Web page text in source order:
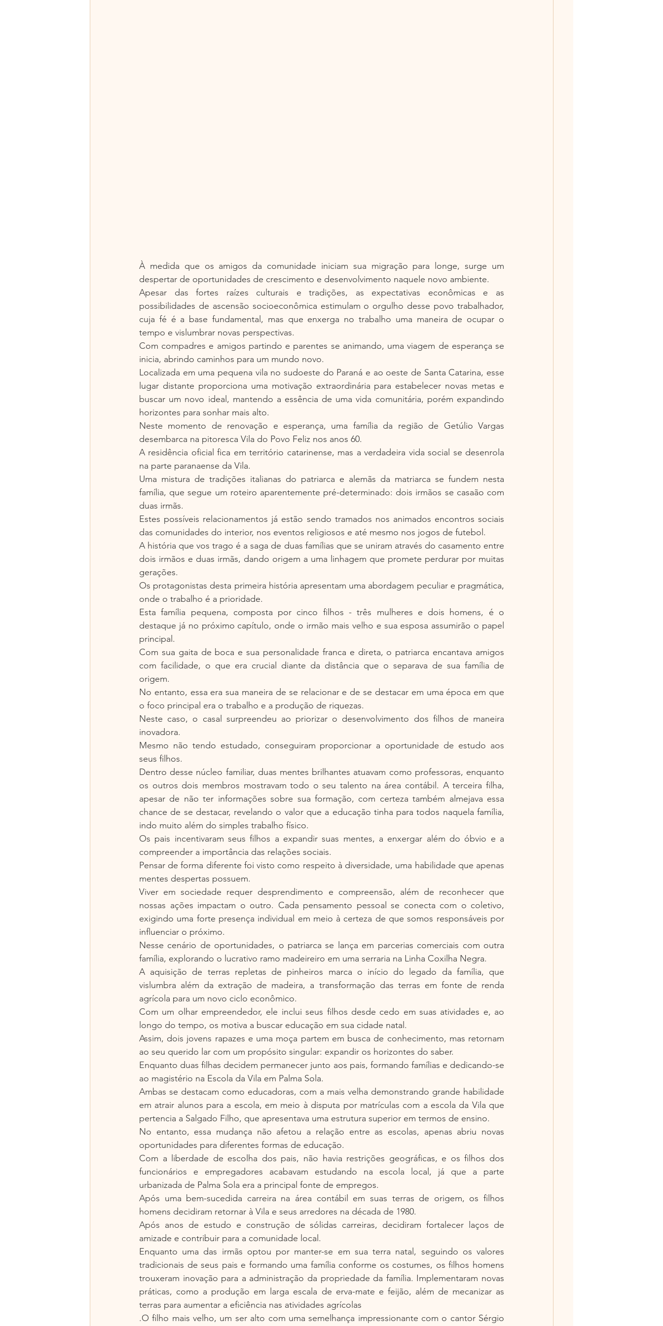
À medida que os amigos da comunidade iniciam sua migração para longe, surge um
despertar de oportunidades de crescimento e desenvolvimento naquele novo ambiente.
Apesar das fortes raízes culturais e tradições, as expectativas econômicas e as
possibilidades de ascensão socioeconômica estimulam o orgulho desse povo trabalhador,
cuja fé é a base fundamental, mas que enxerga no trabalho uma maneira de ocupar o
tempo e vislumbrar novas perspectivas.
Com compadres e amigos partindo e parentes se animando, uma viagem de esperança se
inicia, abrindo caminhos para um mundo novo.
Localizada em uma pequena vila no sudoeste do Paraná e ao oeste de Santa Catarina, esse
lugar distante proporciona uma motivação extraordinária para estabelecer novas metas e
buscar um novo ideal, mantendo a essência de uma vida comunitária, porém expandindo
horizontes para sonhar mais alto.
Neste momento de renovação e esperança, uma família da região de Getúlio Vargas
desembarca na pitoresca Vila do Povo Feliz nos anos 60.
A residência oficial fica em território catarinense, mas a verdadeira vida social se desenrola
na parte paranaense da Vila.
Uma mistura de tradições italianas do patriarca e alemãs da matriarca se fundem nesta
família, que segue um roteiro aparentemente pré-determinado: dois irmãos se casaão com
duas irmãs.
Estes possíveis relacionamentos já estão sendo tramados nos animados encontros sociais
das comunidades do interior, nos eventos religiosos e até mesmo nos jogos de futebol.
A história que vos trago é a saga de duas famílias que se uniram através do casamento entre
dois irmãos e duas irmãs, dando origem a uma linhagem que promete perdurar por muitas
gerações.
Os protagonistas desta primeira história apresentam uma abordagem peculiar e pragmática,
onde o trabalho é a prioridade.
Esta família pequena, composta por cinco filhos - três mulheres e dois homens, é o
destaque já no próximo capítulo, onde o irmão mais velho e sua esposa assumirão o papel
principal.
Com sua gaita de boca e sua personalidade franca e direta, o patriarca encantava amigos
com facilidade, o que era crucial diante da distância que o separava de sua família de
origem.
No entanto, essa era sua maneira de se relacionar e de se destacar em uma época em que
o foco principal era o trabalho e a produção de riquezas.
Neste caso, o casal surpreendeu ao priorizar o desenvolvimento dos filhos de maneira
inovadora.
Mesmo não tendo estudado, conseguiram proporcionar a oportunidade de estudo aos
seus filhos.
Dentro desse núcleo familiar, duas mentes brilhantes atuavam como professoras, enquanto
os outros dois membros mostravam todo o seu talento na área contábil. A terceira filha,
apesar de não ter informações sobre sua formação, com certeza também almejava essa
chance de se destacar, revelando o valor que a educação tinha para todos naquela família,
indo muito além do simples trabalho físico.
Os pais incentivaram seus filhos a expandir suas mentes, a enxergar além do óbvio e a
compreender a importância das relações sociais.
Pensar de forma diferente foi visto como respeito à diversidade, uma habilidade que apenas
mentes despertas possuem.
Viver em sociedade requer desprendimento e compreensão, além de reconhecer que
nossas ações impactam o outro. Cada pensamento pessoal se conecta com o coletivo,
exigindo uma forte presença individual em meio à certeza de que somos responsáveis por
influenciar o próximo.
Nesse cenário de oportunidades, o patriarca se lança em parcerias comerciais com outra
família, explorando o lucrativo ramo madeireiro em uma serraria na Linha Coxilha Negra.
A aquisição de terras repletas de pinheiros marca o início do legado da família, que
vislumbra além da extração de madeira, a transformação das terras em fonte de renda
agrícola para um novo ciclo econômico.
Com um olhar empreendedor, ele inclui seus filhos desde cedo em suas atividades e, ao
longo do tempo, os motiva a buscar educação em sua cidade natal.
Assim, dois jovens rapazes e uma moça partem em busca de conhecimento, mas retornam
ao seu querido lar com um propósito singular: expandir os horizontes do saber.
Enquanto duas filhas decidem permanecer junto aos pais, formando famílias e dedicando-se
ao magistério na Escola da Vila em Palma Sola.
Ambas se destacam como educadoras, com a mais velha demonstrando grande habilidade
em atrair alunos para a escola, em meio à disputa por matrículas com a escola da Vila que
pertencia a Salgado Filho, que apresentava uma estrutura superior em termos de ensino.
No entanto, essa mudança não afetou a relação entre as escolas, apenas abriu novas
oportunidades para diferentes formas de educação.
Com a liberdade de escolha dos pais, não havia restrições geográficas, e os filhos dos
funcionários e empregadores acabavam estudando na escola local, já que a parte
urbanizada de Palma Sola era a principal fonte de empregos.
Após uma bem-sucedida carreira na área contábil em suas terras de origem, os filhos
homens decidiram retornar à Vila e seus arredores na década de 1980.
Após anos de estudo e construção de sólidas carreiras, decidiram fortalecer laços de
amizade e contribuir para a comunidade local.
Enquanto uma das irmãs optou por manter-se em sua terra natal, seguindo os valores
tradicionais de seus pais e formando uma família conforme os costumes, os filhos homens
trouxeram inovação para a administração da propriedade da família. Implementaram novas
práticas, como a produção em larga escala de erva-mate e feijão, além de mecanizar as
terras para aumentar a eficiência nas atividades agrícolas
.O filho mais velho, um ser alto com uma semelhança impressionante com o cantor Sérgio